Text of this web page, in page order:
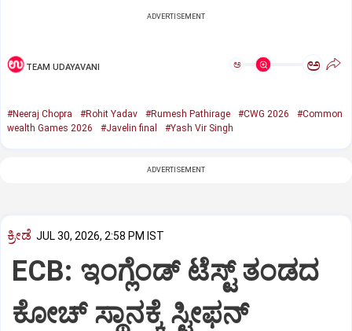
ADVERTISEMENT
TEAM UDAYAVANI ಅ ಅ
#Neeraj Chopra #Rohit Yadav #Rumesh Pathirage #CWG 2026
#Common
wealth Games 2026
#Javelin final #Yash Vir Singh
ADVERTISEMENT
ಕ್ರೀಡೆ JUL 30, 2026, 2:58 PM IST
ECB: ಇಂಗ್ಲೆಂಡ್ ಟೆಸ್ಟ್ ತಂಡದ
ಕೋಚ್ ಸ್ಥಾನಕ್ಕೆ ಸ್ಟೀಫನ್